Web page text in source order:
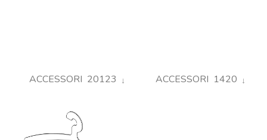
ACCESSORI 20123 ACCESSORI 1420